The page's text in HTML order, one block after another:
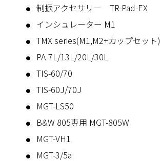
制振アクセサリー TR-Pad-EX
インシュレーター M1
TMX series(M1,M2+カップセット)
PA-7L/13L/20L/30L
TIS-60/70
TIS-60J/70J
MGT-LS50
B&W 805専用 MGT-805W
MGT-VH1
MGT-3/5a